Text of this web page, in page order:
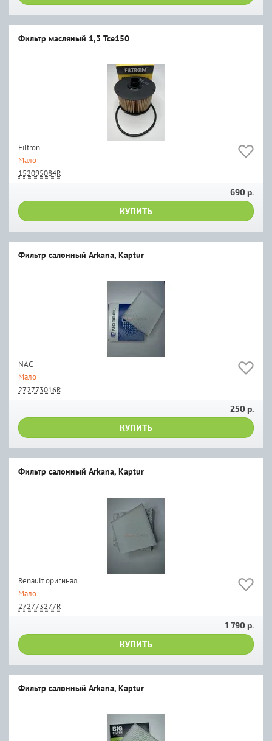
Фильтр масляный 1,3 Tce150
Filtron
Мало
152095084R
690 р.
КУПИТЬ
Фильтр салонный Arkana, Kaptur
NAC
Мало
272773016R
250 р.
КУПИТЬ
Фильтр салонный Arkana, Kaptur
Renault оригинал
Мало
272773277R
1 790 р.
КУПИТЬ
Фильтр салонный Arkana, Kaptur